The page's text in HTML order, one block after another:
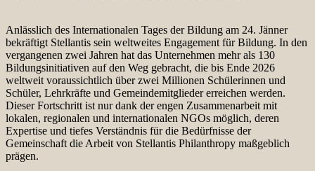
Anlässlich des Internationalen Tages der Bildung am 24. Jänner
bekräftigt Stellantis sein weltweites Engagement für Bildung. In den
vergangenen zwei Jahren hat das Unternehmen mehr als 130
Bildungsinitiativen auf den Weg gebracht, die bis Ende 2026
weltweit voraussichtlich über zwei Millionen Schülerinnen und
Schüler, Lehrkräfte und Gemeindemitglieder erreichen werden.
Dieser Fortschritt ist nur dank der engen Zusammenarbeit mit
lokalen, regionalen und internationalen NGOs möglich, deren
Expertise und tiefes Verständnis für die Bedürfnisse der
Gemeinschaft die Arbeit von Stellantis Philanthropy maßgeblich
prägen.